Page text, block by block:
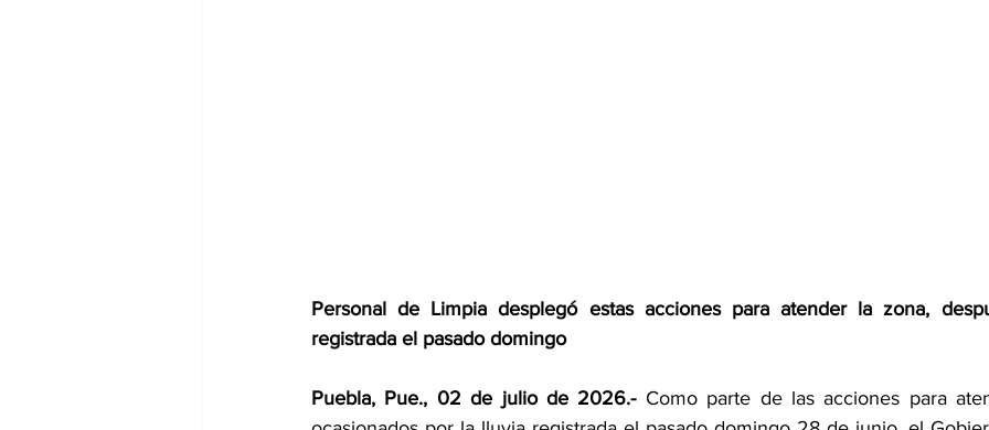
Personal de Limpia desplegó estas acciones para atender la zona,
registrada el pasado domingo
Puebla, Pue., 02 de julio de 2026.- Como parte de las acciones para